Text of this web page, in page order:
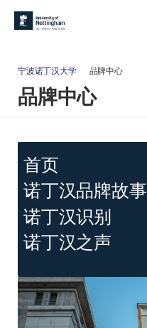
宁波诺丁汉大学 品牌中心
品牌中心
首页
诺丁汉品牌故事
诺丁汉识别
诺丁汉之声